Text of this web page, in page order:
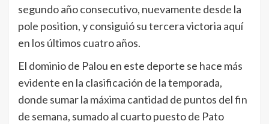
segundo año consecutivo, nuevamente desde la
pole position, y consiguió su tercera victoria aquí
en los últimos cuatro años.
El dominio de Palou en este deporte se hace más
evidente en la clasificación de la temporada,
donde sumar la máxima cantidad de puntos del fin
de semana, sumado al cuarto puesto de Pato